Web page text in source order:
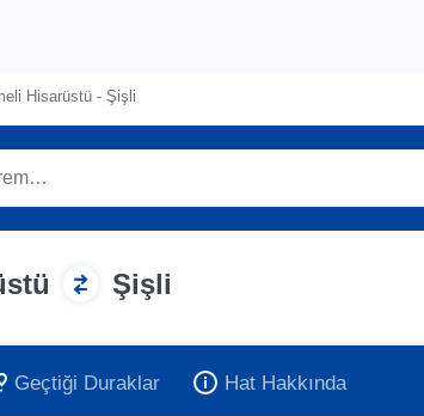
Hisarüstü - Şişli
Şişli
Geçtiği Duraklar Hat Hakkında